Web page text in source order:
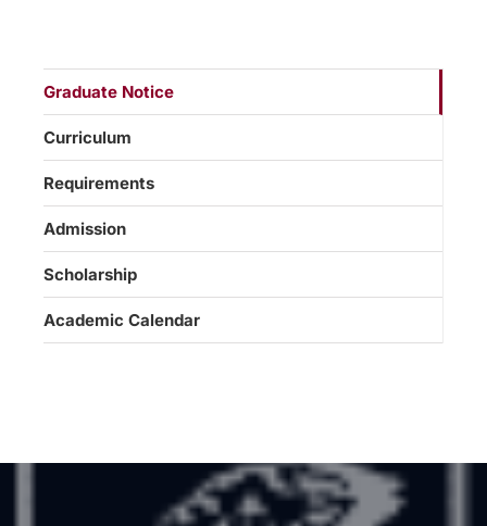
Graduate Notice
Curriculum
Requirements
Admission
Scholarship
Academic Calendar